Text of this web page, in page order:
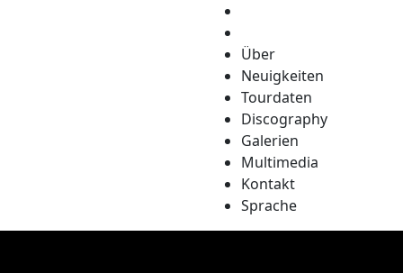
Über
Neuigkeiten
Tourdaten
Discography
Galerien
Multimedia
Kontakt
Sprache